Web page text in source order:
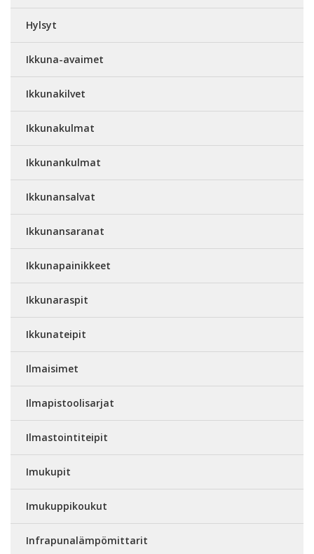
Hylsyt
Ikkuna-avaimet
Ikkunakilvet
Ikkunakulmat
Ikkunankulmat
Ikkunansalvat
Ikkunansaranat
Ikkunapainikkeet
Ikkunaraspit
Ikkunateipit
Ilmaisimet
Ilmapistoolisarjat
Ilmastointiteipit
Imukupit
Imukuppikoukut
Infrapunalämpömittarit